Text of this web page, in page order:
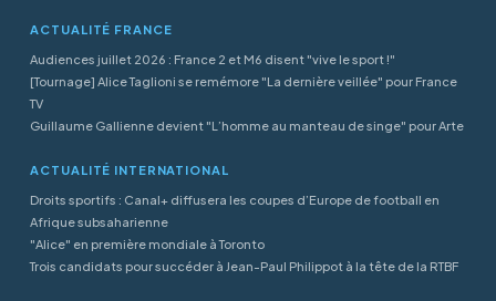
ACTUALITÉ FRANCE
Audiences juillet 2026 : France 2 et M6 disent "vive le sport !"
[Tournage] Alice Taglioni se remémore "La dernière veillée" pour France
TV
Guillaume Gallienne devient "L’homme au manteau de singe" pour Arte
ACTUALITÉ INTERNATIONAL
Droits sportifs : Canal+ diffusera les coupes d’Europe de football en
Afrique subsaharienne
"Alice" en première mondiale à Toronto
Trois candidats pour succéder à Jean-Paul Philippot à la tête de la RTBF